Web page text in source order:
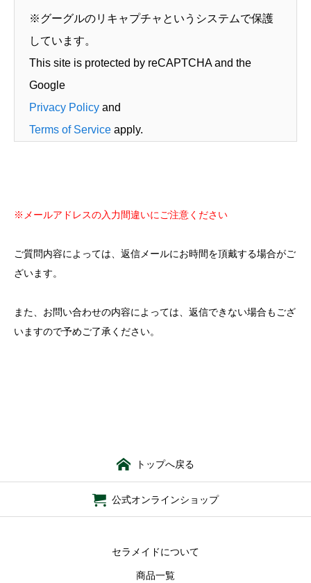
※グーグルのリキャプチャというシステムで保護
しています。
This site is protected by reCAPTCHA and the
Google
Privacy Policy and
Terms of Service apply.
※メールアドレスの入力間違いにご注意ください
ご質問内容によっては、返信メールにお時間を頂戴する場合がご
ざいます。
また、お問い合わせの内容によっては、返信できない場合もござ
いますので予めご了承ください。
トップへ戻る
公式オンラインショップ
セラメイドについて
商品一覧